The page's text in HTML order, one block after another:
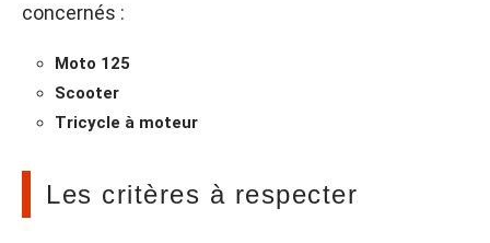
concernés :
Moto 125
Scooter
Tricycle à moteur
Les critères à respecter